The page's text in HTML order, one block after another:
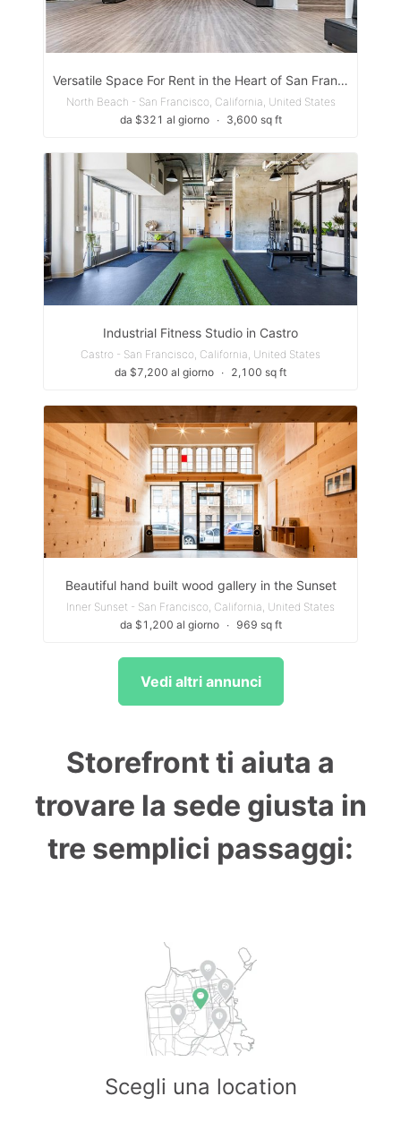
Versatile Space For Rent in the Heart of San Francisco
North Beach - San Francisco, California, United States
da $321 al giorno
∙ 3,600 sq ft
Industrial Fitness Studio in Castro
Castro - San Francisco, California, United States
da $7,200 al giorno ∙ 2,100 sq ft
Beautiful hand built wood gallery in the Sunset
Inner Sunset - San Francisco, California, United States
da $1,200 al giorno
∙ 969 sq ft
Vedi altri annunci
Storefront ti aiuta a
trovare la sede giusta in
tre semplici passaggi:
Scegli una location